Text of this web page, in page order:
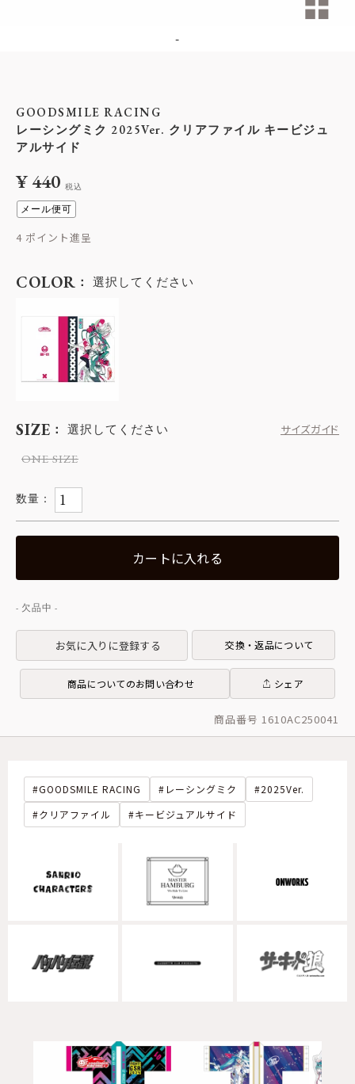
-
GOODSMILE RACING
レーシングミク 2025Ver. クリアファイル キービジュ
アルサイド
¥440 税込
メール便可
4
SIZE 選択してください
サイズガイド
ONE SIZE
COLOR 選択してください
カートに入れる
お気に入りに登録する 交換・返品について
商品についてのお問い合わせ シェア
商品番号 1610AC250041
GOODSMILE RACING レーシングミク
2025Ver.
クリアファイル
キービジュアルサイド